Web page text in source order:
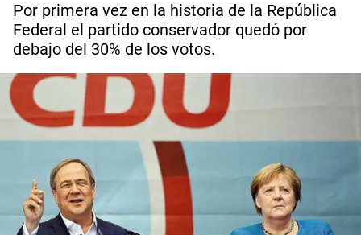
Por primera vez en la historia de la República
Federal el partido conservador quedó por
debajo del 30% de los votos.